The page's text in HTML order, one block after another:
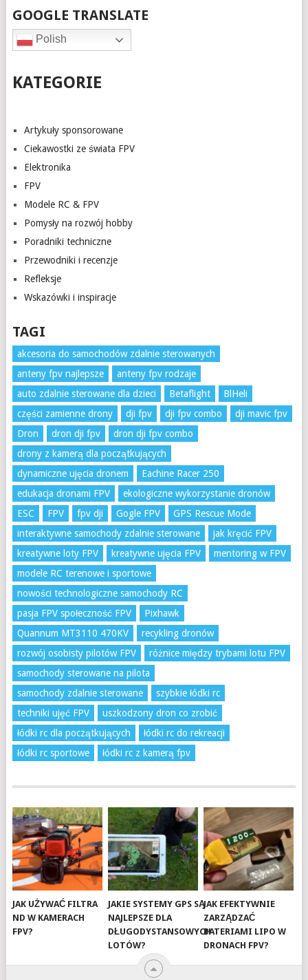
GOOGLE TRANSLATE
Polish
KATEGORIE
Artykuły sponsorowane
Ciekawostki ze świata FPV
Elektronika
FPV
Modele RC & FPV
Pomysły na rozwój hobby
Poradniki techniczne
Przewodniki i recenzje
Refleksje
Wskazówki i inspiracje
TAGI
akcesoria do samochodów zdalnie sterowanych
anteny fpv najlepsze
anteny fpv rodzaje
auto zdalnie sterowane dla dzieci
Betaflight
BlHeli
części zamienne drony
dji fpv dji fpv combo
dji mavic fpv
Dron
dron dji fpv
dron dji fpv combo
drony z kamerą dla początkujących
dynamiczne ujęcia dronem
Eachine Racer 250
edukacja dronami FPV
ekologiczne wykorzystanie dronów
ESC
FPV fpv dji Gogle FPV
GPS Rescue Mode
interaktywne samochody zdalnie sterowane
jak kręcić FPV
kreatywne loty FPV
kreatywne ujęcia FPV
mentoring w FPV
modele RC terenowe i sportowe
nowości technologiczne samochody RC
pasja FPV społeczność FPV
Pixhawk
Quannum MT3110 470KV
recykling dronów
rozwój osobisty pilotów FPV
różnice między trybami lotu FPV
samochody sterowane na pilota
samochody zdalnie sterowane
szybkie łódki rc
techniki ujęć FPV
uszkodzony dron co zrobić
łódki rc dla początkujących
łódki rc do rekreacji
łódki rc sportowe
łódki rc z kamerą fpv
JAK UŻYWAĆ FILTRA
ND W KAMERACH
FPV?
JAKIE SYSTEMY GPS SĄ
NAJLEPSZE DLA
DŁUGODYSTANSOWYCH
LOTÓW?
JAK EFEKTYWNIE
ZARZĄDZAĆ
BATERIAMI LIPO W
DRONACH FPV?